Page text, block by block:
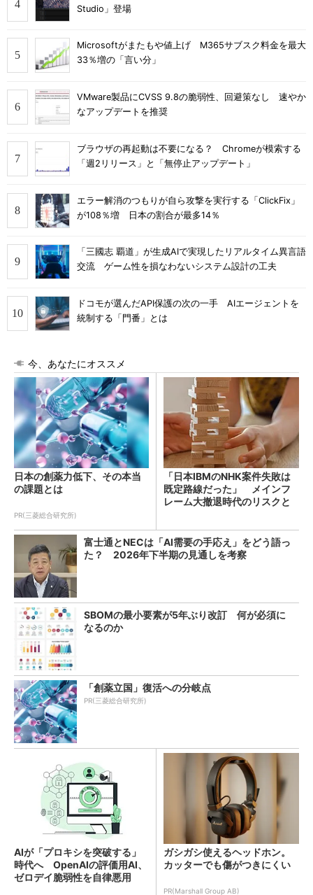
Studio」登場
Microsoftがまたもや値上げ M365サブスク料金を最大
33％増の「言い分」
VMware製品にCVSS 9.8の脆弱性、回避策なし 速やか
なアップデートを推奨
ブラウザの再起動は不要になる？ Chromeが模索する
「週2リリース」と「無停止アップデート」
エラー解消のつもりが自ら攻撃を実行する「ClickFix」
が108％増 日本の割合が最多14％
「三國志 覇道」が生成AIで実現したリアルタイム異言語
交流 ゲーム性を損なわないシステム設計の工夫
ドコモが選んだAPI保護の次の一手 AIエージェントを
統制する「門番」とは
今、あなたにオススメ
日本の創薬力低下、その本当
の課題とは
PR(三菱総合研究所)
「日本IBMのNHK案件失敗は
既定路線だった」 メインフ
レーム大撤退時代のリスクと
富士通とNECは「AI需要の手応え」をどう語っ
た？ 2026年下半期の見通しを考察
SBOMの最小要素が5年ぶり改訂 何が必須に
なるのか
「創薬立国」復活への分岐点
PR(三菱総合研究所)
AIが「プロキシを突破する」
時代へ OpenAIの評価用AI、
ゼロデイ脆弱性を自律悪用
ガシガシ使えるヘッドホン。
カッターでも傷がつきにくい
PR(Marshall Group AB)